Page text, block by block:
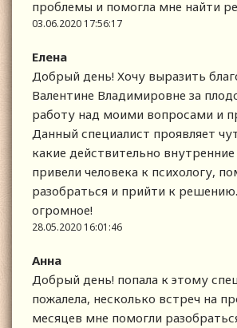
проблемы и помогла мне найти
03.06.2020 17:56:17
Елена
Добрый день! Хочу выразить
Валентине Владимировне за
работу над моими вопросами и
Данный специалист проявляет
какие действительно
привели человека к психологу,
разобраться и прийти к
огромное!
28.05.2020 16:01:46
Анна
Добрый день! попала к этому
пожалела, несколько встреч на
месяцев мне помогли